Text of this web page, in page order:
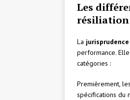
Les
résiliation
La
performance.
catégories :
Premièrement, les
spécifications du